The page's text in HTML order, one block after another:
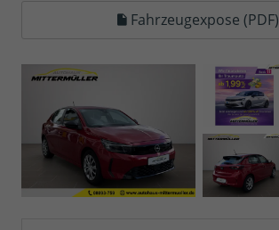
Fahrzeugexpose (PDF)